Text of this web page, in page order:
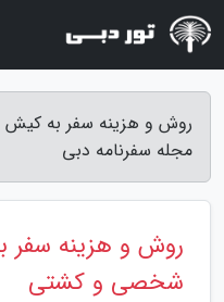
روش و هزینه سفر به
مجله سفرنامه دبی
روش و هزینه سفر
شخصی و کشتی